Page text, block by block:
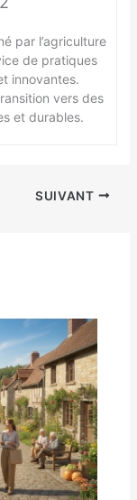
par l’agriculture
de pratiques
innovantes.
vers des
et durables.
SUIVANT